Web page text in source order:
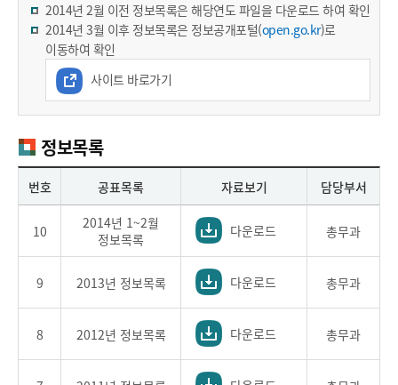
2014년 2월 이전 정보목록은 해당연도 파일을 다운로드 하여 확인
2014년 3월 이후 정보목록은 정보공개포털(open.go.kr)로
이동하여 확인
사이트 바로가기
정보목록
번호 공표목록 자료보기 담당부서
10
2014년 1~2월
정보목록
다운로드 총무과
9 2013년 정보목록 다운로드 총무과
8 2012년 정보목록 다운로드 총무과